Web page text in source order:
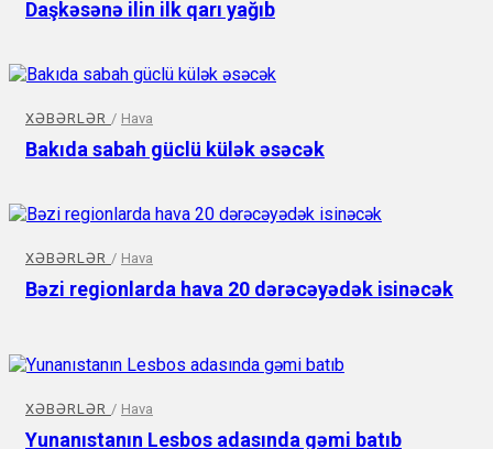
Daşkəsənə ilin ilk qarı yağıb
XƏBƏRLƏR / Hava
Bakıda sabah güclü külək əsəcək
XƏBƏRLƏR / Hava
Bəzi regionlarda hava 20 dərəcəyədək isinəcək
XƏBƏRLƏR / Hava
Yunanıstanın Lesbos adasında gəmi batıb